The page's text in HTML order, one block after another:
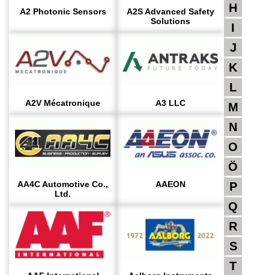
A2 Photonic Sensors
A2S Advanced Safety
Solutions
A2V Mécatronique A3 LLC
AA4C Automotive Co.,
Ltd.
AAEON
H
I
J
K
L
M
N
O
Ö
P
Q
R
S
T